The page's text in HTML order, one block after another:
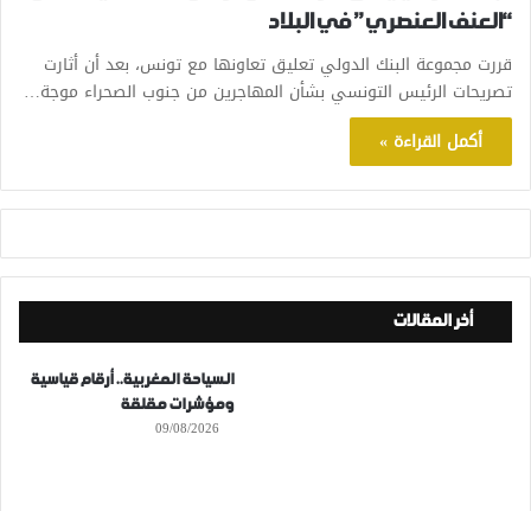
“العنف العنصري” في البلاد
قررت مجموعة البنك الدولي تعليق تعاونها مع تونس، بعد أن أثارت
تصريحات الرئيس التونسي بشأن المهاجرين من جنوب الصحراء موجة…
أكمل القراءة »
أخر المقالات
السياحة المغربية.. أرقام قياسية
ومؤشرات مقلقة
09/08/2026